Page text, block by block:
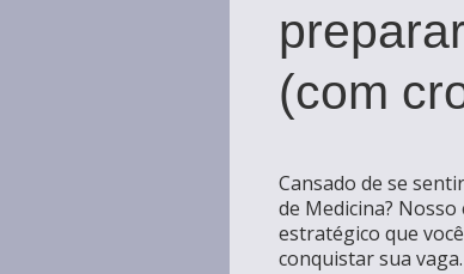
(com
Cansado de se
de Medicina?
estratégico que
conquistar sua vaga.